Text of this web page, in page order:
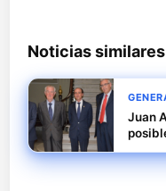
Noticias similares
Juan
Leire